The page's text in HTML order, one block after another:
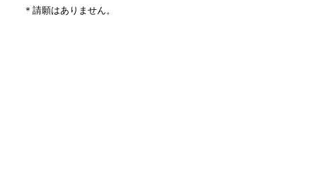
​＊請願はありません。